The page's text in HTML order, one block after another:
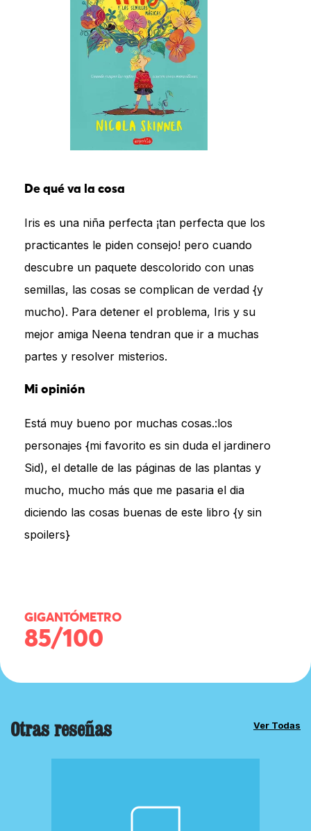
De qué va la cosa
Iris es una niña perfecta ¡tan perfecta que los
practicantes le piden consejo! pero cuando
descubre un paquete descolorido con unas
semillas, las cosas se complican de verdad {y
mucho). Para detener el problema, Iris y su
mejor amiga Neena tendran que ir a muchas
partes y resolver misterios.
Mi opinión
Está muy bueno por muchas cosas.:los
personajes {mi favorito es sin duda el jardinero
Sid), el detalle de las páginas de las plantas y
mucho, mucho más que me pasaria el dia
diciendo las cosas buenas de este libro {y sin
spoilers}
GIGANTÓMETRO
85/100
Otras reseñas Ver Todas